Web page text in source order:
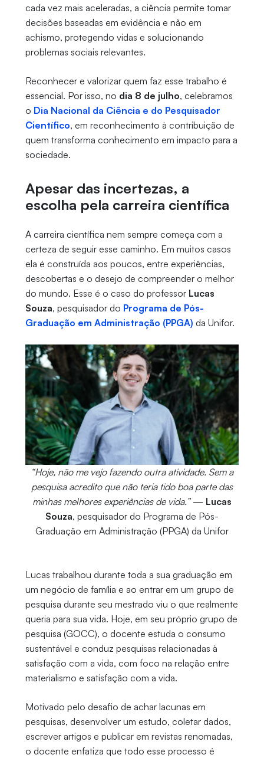
cada vez mais aceleradas, a ciência permite tomar
decisões baseadas em evidência e não em
achismo, protegendo vidas e solucionando
problemas sociais relevantes.
Reconhecer e valorizar quem faz esse trabalho é
essencial. Por isso, no dia 8 de julho, celebramos
o Dia Nacional da Ciência e do Pesquisador
Científico, em reconhecimento à contribuição de
quem transforma conhecimento em impacto para a
sociedade.
Apesar das incertezas, a
escolha pela carreira científica
A carreira científica nem sempre começa com a
certeza de seguir esse caminho. Em muitos casos
ela é construída aos poucos, entre experiências,
descobertas e o desejo de compreender o melhor
do mundo. Esse é o caso do professor Lucas
Souza, pesquisador do Programa de Pós-
Graduação em Administração (PPGA) da Unifor.
“Hoje, não me vejo fazendo outra atividade. Sem a
pesquisa acredito que não teria tido boa parte das
minhas melhores experiências de vida.”— Lucas
Souza, pesquisador do Programa de Pós-
Graduação em Administração (PPGA) da Unifor
Lucas trabalhou durante toda a sua graduação em
um negócio de família e ao entrar em um grupo de
pesquisa durante seu mestrado viu o que realmente
queria para sua vida. Hoje, em seu próprio grupo de
pesquisa (GOCC), o docente estuda o consumo
sustentável e conduz pesquisas relacionadas à
satisfação com a vida, com foco na relação entre
materialismo e satisfação com a vida.
Motivado pelo desafio de achar lacunas em
pesquisas, desenvolver um estudo, coletar dados,
escrever artigos e publicar em revistas renomadas,
o docente enfatiza que todo esse processo é